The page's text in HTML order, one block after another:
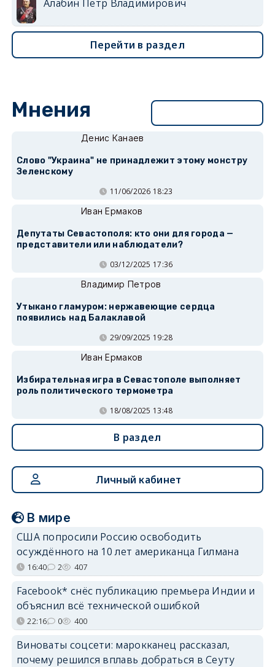
Алабин Петр Владимирович
Перейти в раздел
Мнения
Денис Канаев
Слово "Украина" не принадлежит этому монстру
Зеленскому
11/06/2026 18:23
Иван Ермаков
Депутаты Севастополя: кто они для города —
представители или наблюдатели?
03/12/2025 17:36
Владимир Петров
Утыкано гламуром: нержавеющие сердца
появились над Балаклавой
29/09/2025 19:28
Иван Ермаков
Избирательная игра в Севастополе выполняет
роль политического термометра
18/08/2025 13:48
В раздел
Личный кабинет
В мире
США попросили Россию освободить
осуждённого на 10 лет американца Гилмана
16:40 2 407
Facebook* снёс публикацию премьера Индии и
объяснил всё технической ошибкой
22:16 0 400
Виноваты соцсети: марокканец рассказал,
почему решился вплавь добраться в Сеуту